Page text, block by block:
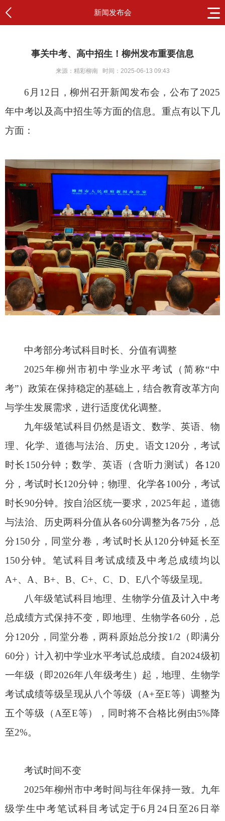
新闻发布会
事关中考、高中招生！柳州发布重要信息
来源：精彩柳南 时间：2025-06-13 09:43
6月12日，柳州召开新闻发布会，公布了2025
年中考以及高中招生等方面的信息。重点有以下几
方面：
中考部分考试科目时长、分值有调整
2025年柳州市初中学业水平考试（简称“中
考”）政策在保持稳定的基础上，结合教育改革方向
与学生发展需求，进行适度优化调整。
九年级笔试科目仍然是语文、数学、英语、物
理、化学、道德与法治、历史。语文120分，考试
时长150分钟；数学、英语（含听力测试）各120
分，考试时长120分钟；物理、化学各100分，考试
时长90分钟。按自治区统一要求，2025年起，道德
与法治、历史两科分值从各60分调整为各75分，总
分150分，同堂分卷，考试时长从120分钟延长至
150分钟。笔试科目考试成绩及中考总成绩均以
A+、A、B+、B、C+、C、D、E八个等级呈现。
八年级笔试科目地理、生物学分值及计入中考
总成绩方式保持不变，即地理、生物学各60分，总
分120分，同堂分卷，两科原始总分按1/2（即满分
60分）计入初中学业水平考试总成绩。自2024级初
一年级（即2026年八年级考生）起，地理、生物学
考试成绩等级呈现从八个等级（A+至E等）调整为
五个等级（A至E等），同时将不合格比例由5%降
至2%。
考试时间不变
2025年柳州市中考时间与往年保持一致。九年
级学生中考笔试科目考试定于6月24日至26日举